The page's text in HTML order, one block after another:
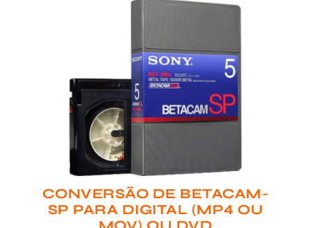
CONVERSÃO DE BETACAM-
SP PARA DIGITAL (MP4 OU